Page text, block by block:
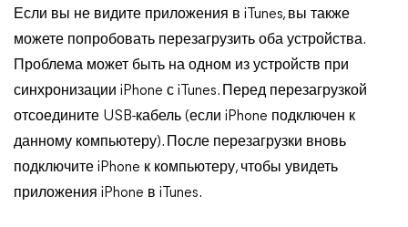
Если вы не видите приложения в iTunes, вы также
можете попробовать перезагрузить оба устройства.
Проблема может быть на одном из устройств при
синхронизации iPhone с iTunes. Перед перезагрузкой
отсоедините USB-кабель (если iPhone подключен к
данному компьютеру). После перезагрузки вновь
подключите iPhone к компьютеру, чтобы увидеть
приложения iPhone в iTunes.